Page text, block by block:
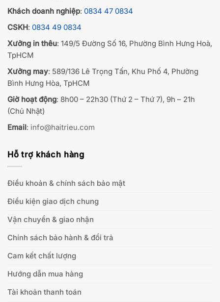
Khách doanh nghiệp: 0834 47 0834
CSKH: 0834 49 0834
Xưởng in thêu: 149/5 Đường Số 16, Phường Bình Hưng Hoà,
TpHCM
Xưởng may: 589/136 Lê Trọng Tấn, Khu Phố 4, Phường
Bình Hưng Hòa, TpHCM
Giờ hoạt động: 8h00 – 22h30 (Thứ 2 – Thứ 7), 9h – 21h
(Chủ Nhật)
Email: info@haitrieu.com
Hỗ trợ khách hàng
Điều khoản & chính sách bảo mật
Điều kiện giao dịch chung
Vận chuyển & giao nhận
Chính sách bảo hành & đổi trả
Cam kết chất lượng
Hướng dẫn mua hàng
Tài khoản thanh toán